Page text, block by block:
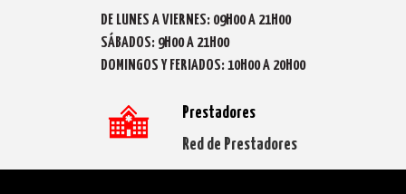
DE LUNES A VIERNES: 09H00 A 21H00
SÁBADOS: 9H00 A 21H00
DOMINGOS Y FERIADOS: 10H00 A 20H00
Prestadores
Red de Prestadores